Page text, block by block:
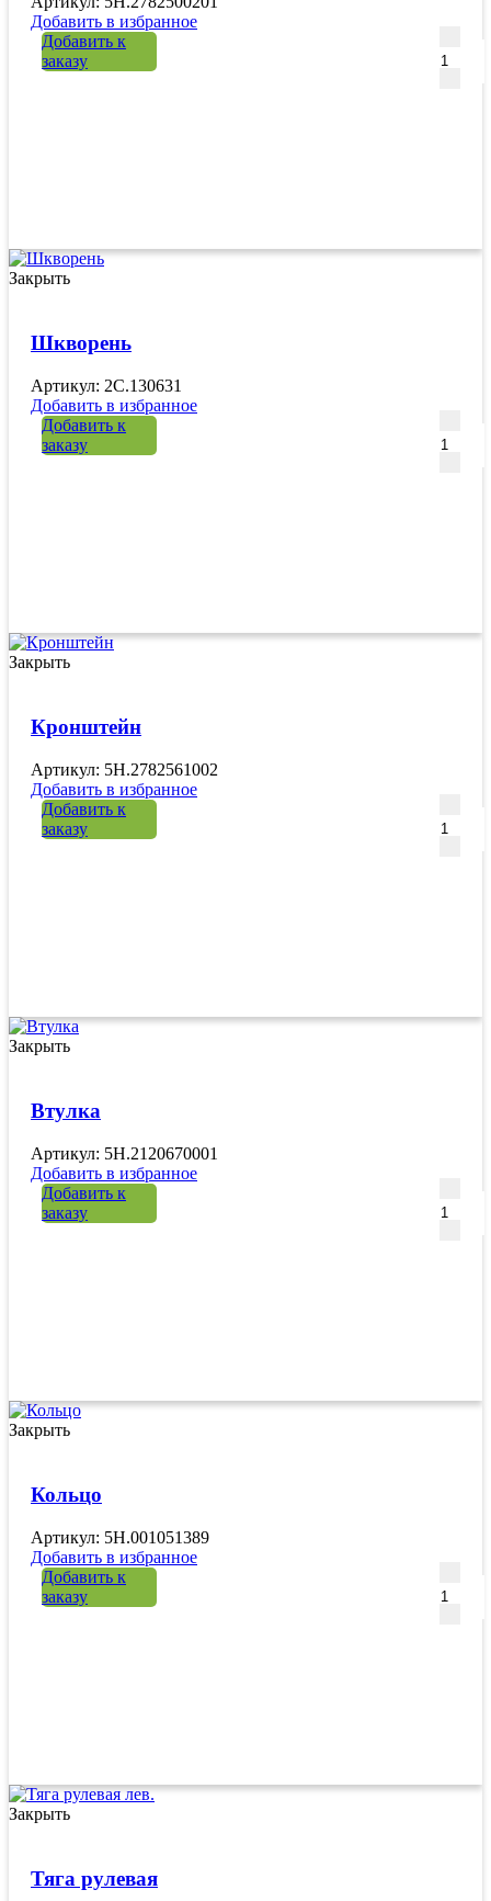
Добавить в избранное
Добавить к
заказу
Закрыть
Шкворень
Артикул: 2C.130631
Добавить в избранное
Добавить к
заказу
Закрыть
Кронштейн
Артикул: 5H.2782561002
Добавить в избранное
Добавить к
заказу
Закрыть
Втулка
Артикул: 5H.2120670001
Добавить в избранное
Добавить к
заказу
Закрыть
Кольцо
Артикул: 5H.001051389
Добавить в избранное
Добавить к
заказу
Закрыть
Тяга рулевая